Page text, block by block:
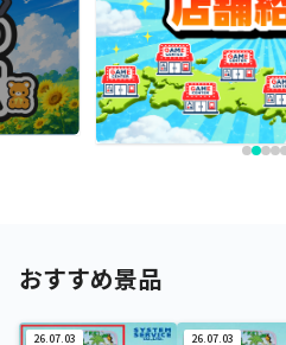
おすすめ景品
26.07.03 26.07.03